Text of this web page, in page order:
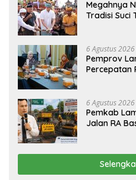
Megahnya
Tradisi Suci
6 Agustus 2026
Pemprov
Percepatan
6 Agustus 2026
Pemkab
Jalan RA